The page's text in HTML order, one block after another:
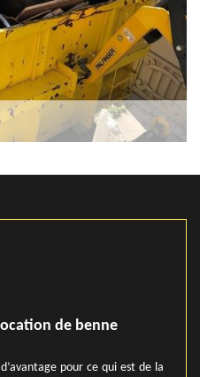
de benne
pour ce qui est de la